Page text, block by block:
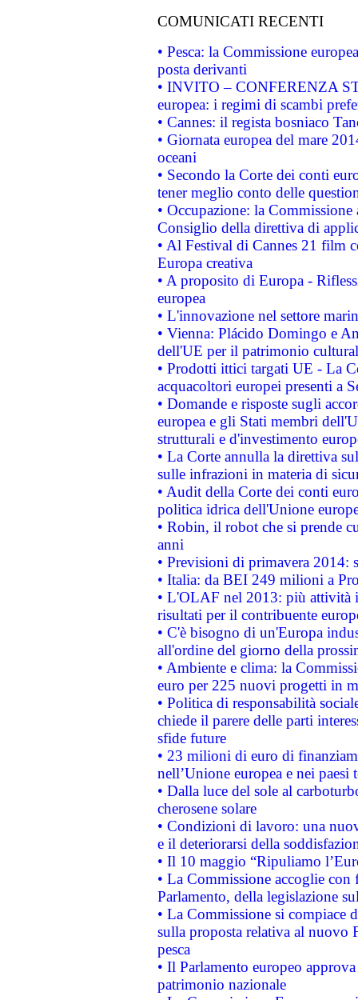
COMUNICATI RECENTI
• Pesca: la Commissione
posta derivanti
• INVITO – CONFERENZA
europea: i regimi di scambi
• Cannes: il regista bosniaco
• Giornata europea del mare
oceani
• Secondo la Corte dei conti
tener meglio conto delle
• Occupazione: la
Consiglio della direttiva di
• Al Festival di Cannes 21 film
Europa creativa
• A proposito di Europa -
europea
• L'innovazione nel settore
• Vienna: Plácido Domingo e
dell'UE per il patrimonio
• Prodotti ittici targati UE - La
acquacoltori europei presenti a
• Domande e risposte sugli
europea e gli Stati membri
strutturali e d'investimento
• La Corte annulla la direttiva
sulle infrazioni in materia di
• Audit della Corte dei conti
politica idrica dell'Unione
• Robin, il robot che si prende
anni
• Previsioni di primavera 2014:
• Italia: da BEI 249 milioni a
• L'OLAF nel 2013: più attività
risultati per il contribuente
• C'è bisogno di un'Europa
all'ordine del giorno della
• Ambiente e clima: la
euro per 225 nuovi progetti in
• Politica di responsabilità
chiede il parere delle parti
sfide future
• 23 milioni di euro di
nell’Unione europea e nei paesi
• Dalla luce del sole al
cherosene solare
• Condizioni di lavoro: una
e il deteriorarsi della
• Il 10 maggio “Ripuliamo
• La Commissione accoglie
Parlamento, della legislazione
• La Commissione si compiace
sulla proposta relativa al nuovo
pesca
• Il Parlamento europeo
patrimonio nazionale